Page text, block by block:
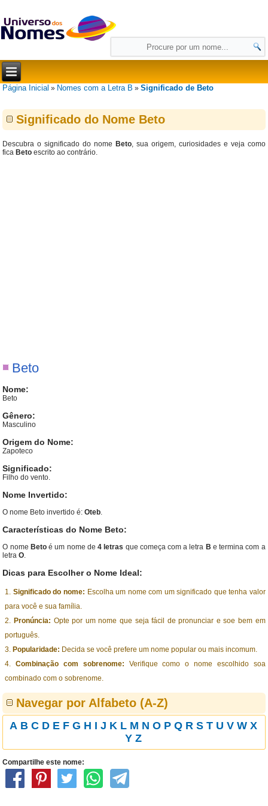
Página Inicial » Nomes com a Letra B »Significado de Beto
Significado do Nome Beto
Descubra o significado do nome Beto, sua origem, curiosidades e veja como
fica Beto escrito ao contrário.
Beto
Nome:
Beto
Gênero:
Masculino
Origem do Nome:
Zapoteco
Significado:
Filho do vento.
Nome Invertido:
O nome Beto invertido é:Oteb.
Características do Nome Beto:
O nome Betoé um nome de4 letras que começa com a letra B e termina com a
letraO.
Dicas para Escolher o Nome Ideal:
Significado do nome: Escolha um nome com um significado que tenha valor
para você e sua família.
Pronúncia: Opte por um nome que seja fácil de pronunciar e soe bem em
português.
Popularidade: Decida se você prefere um nome popular ou mais incomum.
Combinação com sobrenome: Verifique como o nome escolhido soa
combinado com o sobrenome.
Navegar por Alfabeto (A-Z)
A B C D E F G H I J K L M N O P Q R S T U V W X
Y Z
Compartilhe este nome: